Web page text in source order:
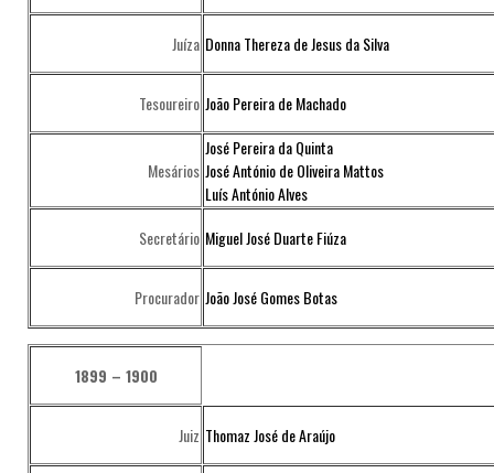
Juíza Donna Thereza de Jesus da Silva
Tesoureiro João Pereira de Machado
Mesários
José Pereira da Quinta
José António de Oliveira Mattos
Luís António Alves
Secretário Miguel José Duarte Fiúza
Procurador João José Gomes Botas
1899 – 1900
Juiz Thomaz José de Araújo